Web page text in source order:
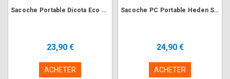
Sacoche Portable Dicota Eco Multi BASE 15.6" D30446-RPET Noir
23,90 €
ACHETER
Sacoche PC Portable Heden SACHEDME17 17.3" "ME" Renforcée
24,90 €
ACHETER